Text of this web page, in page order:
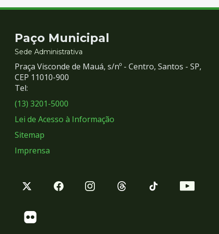
Contato
e
Redes
Sociais
Paço Municipal
Sede Administrativa
Praça Visconde de Mauá, s/nº - Centro, Santos - SP,
CEP 11010-900
Tel:
(13) 3201-5000
Lei de Acesso à Informação
Sitemap
Imprensa